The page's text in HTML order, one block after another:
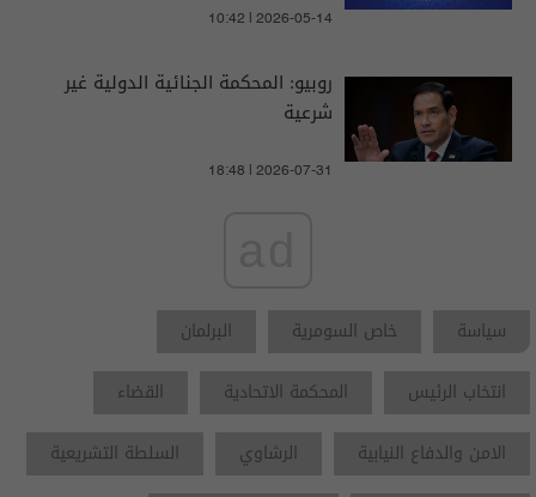
10:42 | 2026-05-14
روبيو: المحكمة الجنائية الدولية غير
شرعية
18:48 | 2026-07-31
سياسة خاص السومرية
البرلمان
انتخاب الرئيس
المحكمة الاتحادية
القضاء
الامن والدفاع النيابية
الرشاوي
السلطة التشريعية